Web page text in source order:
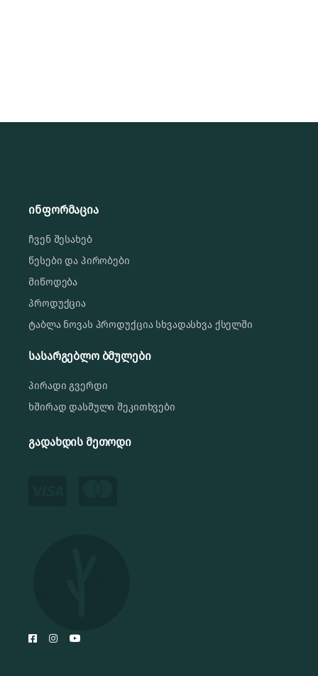
ინფორმაცია
ჩვენ შესახებ
წესები და პირობები
მიწოდება
პროდუქცია
ტაბლა ნოვას პროდუქცია სხვადასხვა ქსელში
სასარგებლო ბმულები
პირადი გვერდი
ხშირად დასმული შეკითხვები
გადახდის მეთოდი